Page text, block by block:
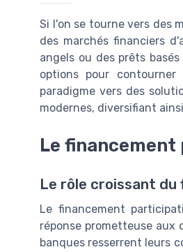
Si l'on se tourne vers des
des marchés financiers
angels ou des prêts
options pour
paradigme vers des
modernes, diversifiant
Le
Le rôle croissant
Le financement
réponse prometteuse aux
banques resserrent leurs